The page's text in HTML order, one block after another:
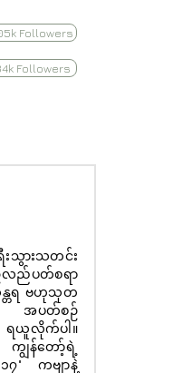
Followers
Followers
းသွားသတင်း
ဉ်လည်ပတ်စရာ
သန္တရ ဗဟုသုတ
အပတ်စဉ်
ယူလိုက်ပါ။
ကျွန်တော့်ရဲ့
၇" ကဗျာနဲ့